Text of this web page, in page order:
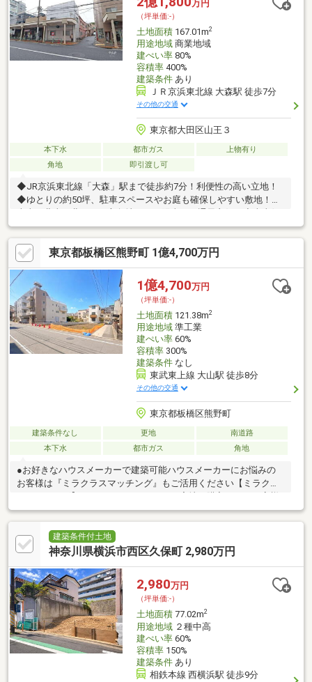
万円
（坪単価:-）
土地面積167.01m2
用途地域商業地域
建ぺい率80%
容積率400%
建築条件あり
ＪＲ京浜東北線 大森駅 徒歩7分
その他の交通
東京都大田区山王３
本下水 都市ガス
上物有り
角地
即引渡し可
◆JR京浜東北線「大森」駅まで徒歩約7分！利便性の高い立地！
◆ゆとりの約50坪、駐車スペースやお庭も確保しやすい敷地！◆
は幅員約14mと広く開放感がございます！◆用途地域は商業地域
で、店舗・事務所・共同住宅など幅広い用途に適応できます！◆
現在古家がございます！シェアハウスとしての賃貸歴があり、収
益物件としての実績がございます！◆即お引渡しも可能！早期の
建築・投資計画にスムーズに着手可能です！◆「まいばすけっと
大森北4丁目店」まで徒歩約2分！日々のお買い物にも便利な住環
境です！
東京都板橋区熊野町 1億4,700万円
1億4,700万円
（坪単価:-）
土地面積121.38m2
用途地域準工業
建ぺい率60%
容積率300%
建築条件なし
東武東上線 大山駅 徒歩8分
その他の交通
東京都板橋区熊野町
建築条件なし 更地
南道路
本下水
都市ガス 角地
●お好きなハウスメーカーで建築可能ハウスメーカーにお悩みの
お客様は『ミラクラスマッチング』もご活用ください【ミラクラ
に、最適なハウスメーカーを紹介するシステムです◎相談時から
成約まで完全無料何度相談しても、お客様のご負担はありません
◎中立的な立場からのご紹介本当にお客様に最適だと思われるハ
ウスメーカーをご紹介します◎「会社」だけでなく、ハウスメー
の出会いは巡り合わせ次第。ミラクラスマッチングなら、お客様
にぴったりのハウスメーカーの担当者をご紹介します。
建築条件付土地
神奈川県横浜市西区久保町 2,980万円
2,980万円
（坪単価:-）
土地面積77.02m2
用途地域２種中高
建ぺい率60%
容積率150%
建築条件あり
相鉄本線 西横浜駅 徒歩9分